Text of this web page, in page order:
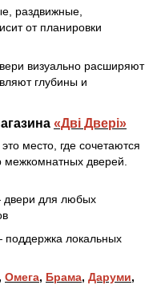
раздвижные,
от планировки
визуально расширяют
глубины и
«Дві Двері»
место, где сочетаются
межкомнатных дверей.
для любых
локальных
, Омега, Брама, Даруми,